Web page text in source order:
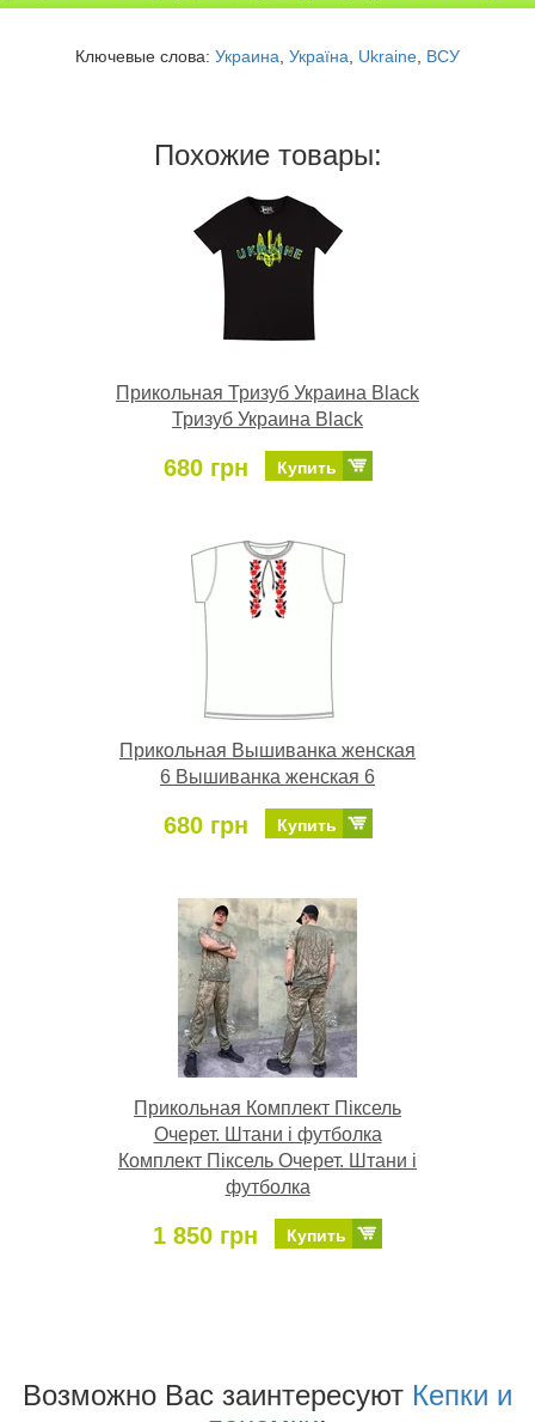
Ключевые слова: Украина Україна Ukraine ВСУ
Похожие товары:
Прикольная Тризуб Украина Black
Тризуб Украина Black
680 грн Купить
Прикольная Вышиванка женская
6 Вышиванка женская 6
680 грн Купить
Прикольная Комплект Піксель
Очерет. Штани і футболка
Комплект Піксель Очерет. Штани і
футболка
1 850 грн Купить
Возможно Ваc заинтересуют Кепки и